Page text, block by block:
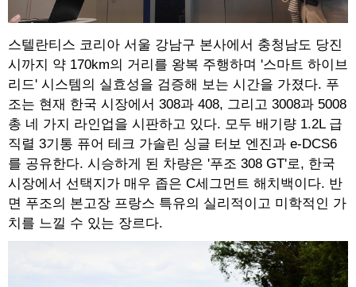
스텔란티스 코리아 서울 강남구 본사에서 충청남도 당진
시까지 약 170km의 거리를 왕복 주행하며 '스마트 하이브
리드' 시스템의 실효성을 검증해 보는 시간을 가졌다. 푸
조는 현재 한국 시장에서 308과 408, 그리고 3008과 5008
총 네 가지 라인업을 시판하고 있다. 모두 배기량 1.2L 급
직렬 3기통 퓨어 테크 가솔린 싱글 터보 엔진과 e-DCS6
를 공유한다. 시승하게 된 차량은 '푸조 308 GT'로, 한국
시장에서 선택지가 매우 좁은 C세그먼트 해치백이다. 반
면 푸조의 본고장 프랑스 특유의 실리적이고 미학적인 가
치를 느낄 수 있는 장르다.